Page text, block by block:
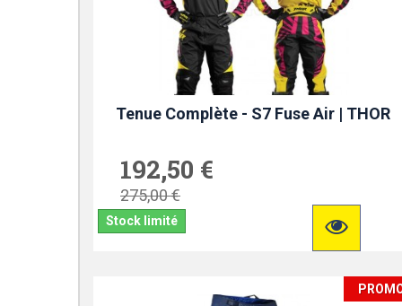
Tenue Complète - S7 Fuse Air | THOR
192,50 €
275,00 €
Stock limité